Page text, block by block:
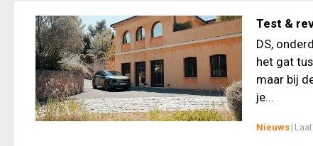
Test &
DS,
het gat
maar bij
je...
Nieuws |